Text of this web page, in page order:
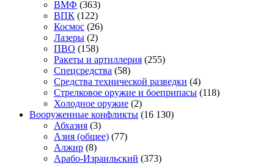
ВМФ (363)
ВПК (122)
Космос (26)
Лазеры (2)
ПВО (158)
Ракеты и артиллерия (255)
Спецсредства (58)
Средства технической разведки (4)
Стрелковое оружие и боеприпасы (118)
Холодное оружие (2)
Вооруженные конфликты (16 130)
Абхазия (3)
Азия (общее) (77)
Алжир (8)
Арабо-Израильский (373)